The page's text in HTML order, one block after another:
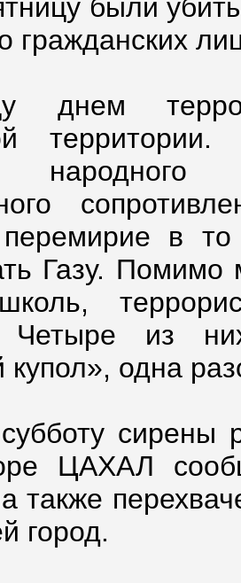
были
гражданских
днем
народного
перемирие в
Газу. Помимо
Четыре из
одна
сирены
ЦАХАЛ
также
город.